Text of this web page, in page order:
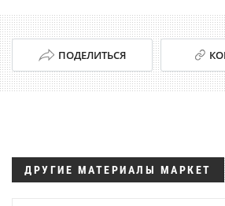
ПОДЕЛИТЬСЯ
ДРУГИЕ МАТЕРИАЛЫ МАРКЕТ